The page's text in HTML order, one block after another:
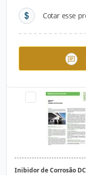
Cotar esse
Retardador de Superfície
Inibidor de Corrosão